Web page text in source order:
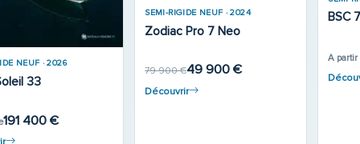
39 900 €
Tarpon 590 Lx